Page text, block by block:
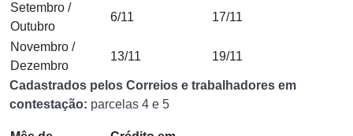
Setembro /
Outubro
6/11 17/11
Novembro /
Dezembro
13/11 19/11
Cadastrados pelos Correios e trabalhadores em
contestação: parcelas 4 e 5